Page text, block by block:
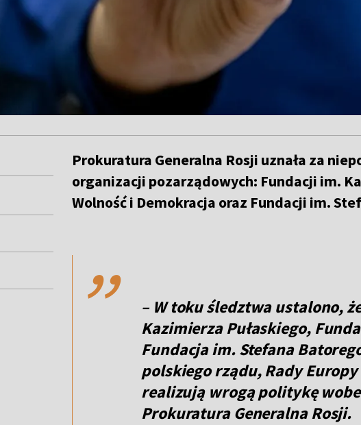
Prokuratura Generalna Rosji uznała za
organizacji pozarządowych: Fundacji im.
Wolność i Demokracja oraz Fundacji im.
,,
– W toku śledztwa ustalono,
Kazimierza Pułaskiego,
Fundacja im. Stefana
polskiego rządu, Rady
realizują wrogą politykę
Prokuratura Generalna Rosji.